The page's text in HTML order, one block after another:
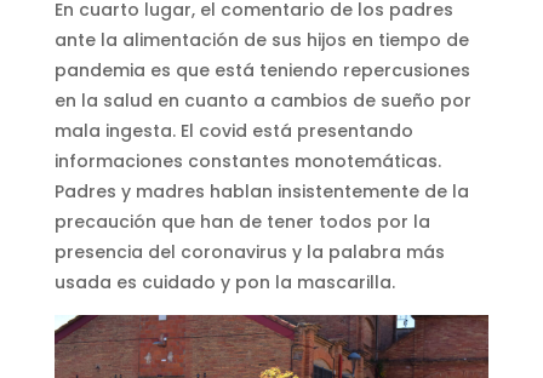
En cuarto lugar, el comentario de los padres
ante la alimentación de sus hijos en tiempo de
pandemia es que está teniendo repercusiones
en la salud en cuanto a cambios de sueño por
mala ingesta. El covid está presentando
informaciones constantes monotemáticas.
Padres y madres hablan insistentemente de la
precaución que han de tener todos por la
presencia del coronavirus y la palabra más
usada es cuidado y pon la mascarilla.